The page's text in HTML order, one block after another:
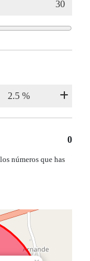
0
números que has